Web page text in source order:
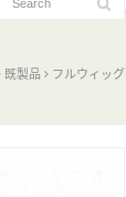
既製品 フルウィッグ